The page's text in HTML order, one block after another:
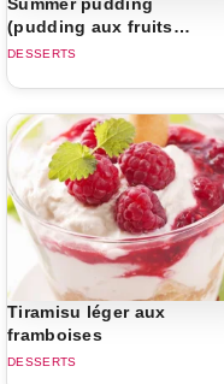
(pudding aux fruits
rouges)
DESSERTS
Tiramisu léger aux
framboises
DESSERTS